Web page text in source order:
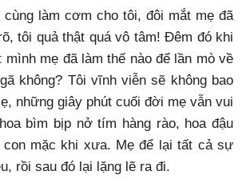
làm cơm cho tôi, đôi mắt mẹ đã
tôi quả thật quá vô tâm! Đêm đó khi
mình mẹ đã làm thế nào để lần mò về
không? Tôi vĩnh viễn sẽ không bao
những giây phút cuối đời mẹ vẫn vui
bìm bịp nở tím hàng rào, hoa đậu
mặc khi xưa. Mẹ để lại tất cả sự
rồi sau đó lại lặng lẽ ra đi.